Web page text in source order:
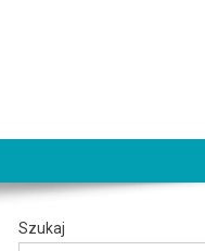
Szukaj